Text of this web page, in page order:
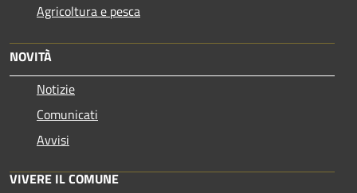
Agricoltura e pesca
NOVITÀ
Notizie
Comunicati
Avvisi
VIVERE IL COMUNE